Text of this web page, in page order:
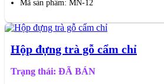
Mã sản phẩm: MN-12
Hộp đựng trà gỗ cẩm chỉ
Trạng thái: ĐÃ BÁN